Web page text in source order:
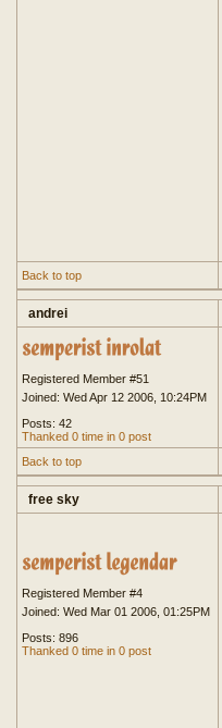
Back to top
andrei
Registered Member #51
Joined: Wed Apr 12 2006, 10:24PM
Posts: 42
Thanked 0 time in 0 post
Back to top
free sky
Registered Member #4
Joined: Wed Mar 01 2006, 01:25PM
Posts: 896
Thanked 0 time in 0 post